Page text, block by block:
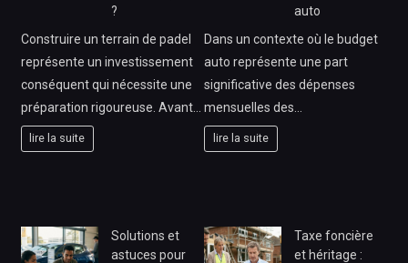
?
Construire un terrain de padel
représente un investissement
conséquent qui nécessite une
préparation rigoureuse. Avant…
lire la suite
auto
Dans un contexte où le budget
auto représente une part
significative des dépenses
mensuelles des…
lire la suite
Solutions et
astuces pour
Taxe foncière
et héritage :